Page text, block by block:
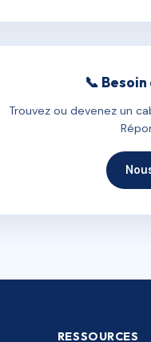
📞
Trouvez ou devenez un
RESSOURCES